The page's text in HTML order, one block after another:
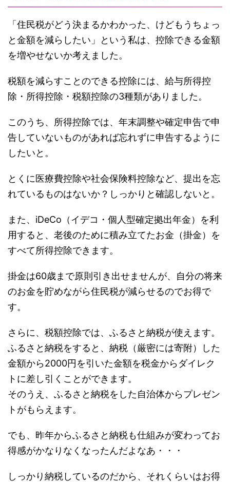
「住民税がどう決まるかわかった、けどもうちょっ
と金額を減らしたい」という私は、控除できる金額
を増やせないか考えました。
税額を減らすことのできる控除には、給与所得控
除・所得控除・税額控除の3種類がありました。
このうち、所得控除では、年末調整や確定申告で申
告していないものがあれば忘れずに申告するように
したいと。
とくに医療費控除や社会保険料控除など、提出を忘
れているものはないか？しっかりと確認しないと。
また、iDeCo（イデコ・個人型確定拠出年金）を利
用すると、老後のために積み立てたお金（掛金）を
すべて所得控除できます。
掛金は60歳まで原則引き出せませんが、自分の将来
のお金を貯めながら住民税が減らせるのでお得で
す。
さらに、税額控除では、ふるさと納税が使えます。
ふるさと納税をすると、納税（厳密には寄附）した
金額から2000円を引いた金額を税金からダイレク
トに差し引くことができます。
そのうえ、ふるさと納税をした自治体からプレゼン
トがもらえます。
でも、昨年からふるさと納税も仕組みが変わってお
得感がかなりなくなったんだよなあ・・・
しっかり納税しているのだから、それくらいはお得